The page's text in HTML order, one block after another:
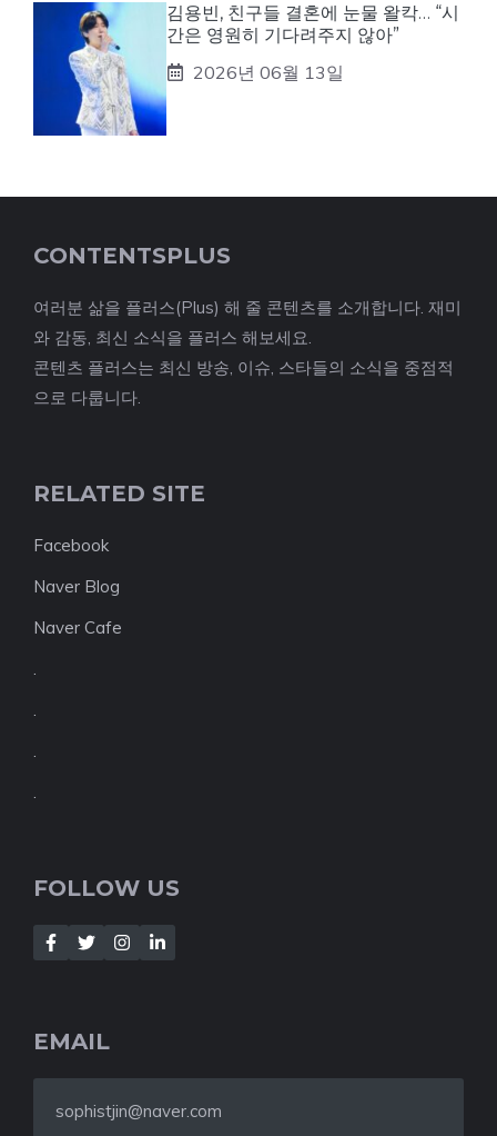
김용빈, 친구들 결혼에 눈물 왈칵… “시
간은 영원히 기다려주지 않아”
2026년 06월 13일
CONTENTSPLUS
여러분 삶을 플러스(Plus) 해 줄 콘텐츠를 소개합니다. 재미
와 감동, 최신 소식을 플러스 해보세요.
콘텐츠 플러스는 최신 방송, 이슈, 스타들의 소식을 중점적
으로 다룹니다.
RELATED SITE
Facebook
Naver Blog
Naver Cafe
FOLLOW US
EMAIL
sophistjin@naver.com